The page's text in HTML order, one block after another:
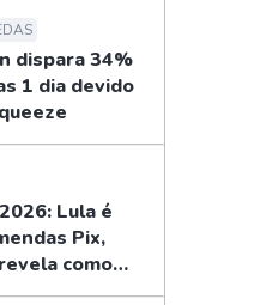
dispara 34%
1 dia devido
Lula é
Pix,
como